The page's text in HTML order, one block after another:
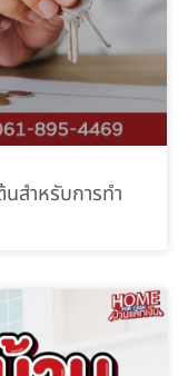
สำหรับการทำ